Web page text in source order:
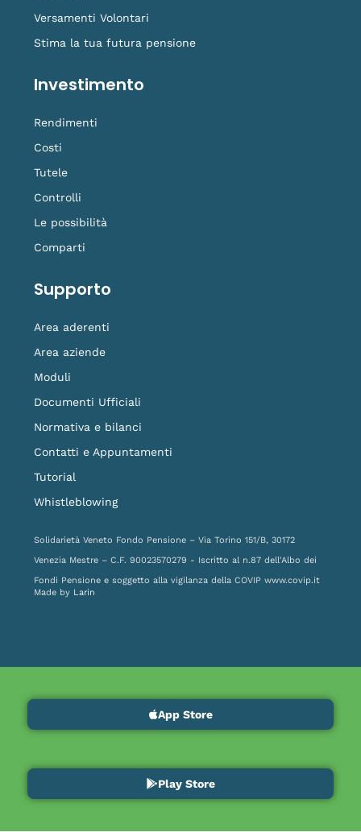
Versamenti Volontari
Stima la tua futura pensione
Investimento
Rendimenti
Costi
Tutele
Controlli
Le possibilità
Comparti
Supporto
Area aderenti
Area aziende
Moduli
Documenti Ufficiali
Normativa e bilanci
Contatti e Appuntamenti
Tutorial
Whistleblowing
Solidarietà Veneto Fondo Pensione – Via Torino 151/B, 30172
Venezia Mestre – C.F. 90023570279 - Iscritto al n.87 dell'Albo dei
Fondi Pensione e soggetto alla vigilanza della COVIP www.covip.it
Made by Larin
App Store
Play Store